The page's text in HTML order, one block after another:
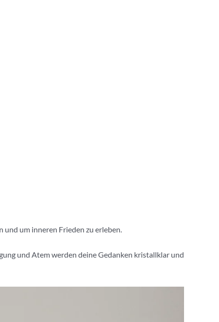
und um inneren Frieden zu erleben.
und Atem werden deine Gedanken kristallklar und